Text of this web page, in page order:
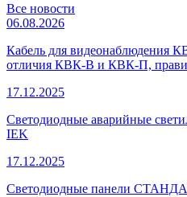
Все новости
06.08.2026
Кабель для видеонаблюдения
отличия КВК-В и КВК-П,
17.12.2025
Светодиодные аварийные
IEK
17.12.2025
Светодиодные панели